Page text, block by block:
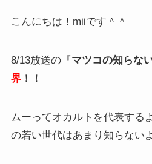
こんにちは！miiです＾＾
8/13放送の『マツコの知らな
界！！
ムーってオカルトを代表する
の若い世代はあまり知らない